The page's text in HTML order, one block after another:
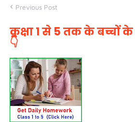
Previous Post
कक्षा 1 से 5 तक के बच्चों के
👇